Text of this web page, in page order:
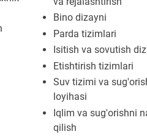
Bino dizayni
Parda tizimlari
Isitish va sovutish
Etishtirish tizimlari
Suv tizimi va
loyihasi
Iqlim va sug'orishni
qilish